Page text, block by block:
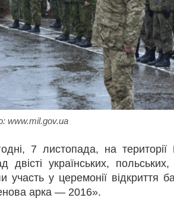
www.mil.gov.ua
7 листопада, на
двісті українських,
участь у церемонії відкриття
арка — 2016».